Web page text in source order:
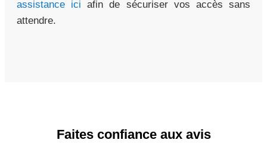
assistance ici afin de sécuriser vos accès sans
attendre.
Faites confiance aux avis